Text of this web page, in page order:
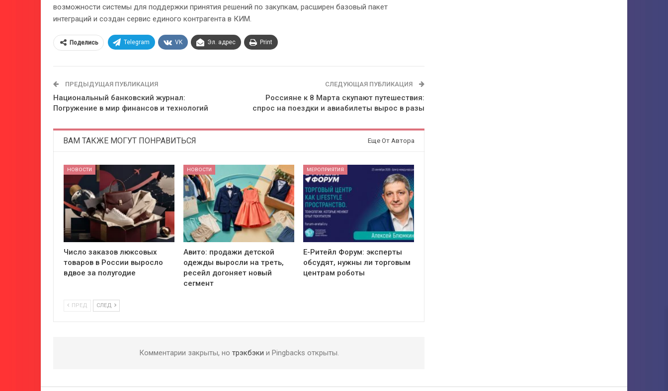
возможности системы для поддержки принятия решений по закупкам, расширен базовый пакет
интеграций и создан сервис единого контрагента в КИМ.
Поделись Telegram VK Эл. адрес Print
ПРЕДЫДУЩАЯ ПУБЛИКАЦИЯ
Национальный банковский журнал:
Погружение в мир финансов и технологий
СЛЕДУЮЩАЯ ПУБЛИКАЦИЯ
Россияне к 8 Марта скупают путешествия:
спрос на поездки и авиабилеты вырос в разы
ВАМ ТАКЖЕ МОГУТ ПОНРАВИТЬСЯ Еще От Автора
НОВОСТИ
Число заказов люксовых
товаров в России выросло
вдвое за полугодие
НОВОСТИ
Авито: продажи детской
одежды выросли на треть,
ресейл догоняет новый
сегмент
МЕРОПРИЯТИЯ
Е-Ритейл Форум: эксперты
обсудят, нужны ли торговым
центрам роботы
ПРЕД СЛЕД
Комментарии закрыты, но трэкбэки и Pingbacks открыты.